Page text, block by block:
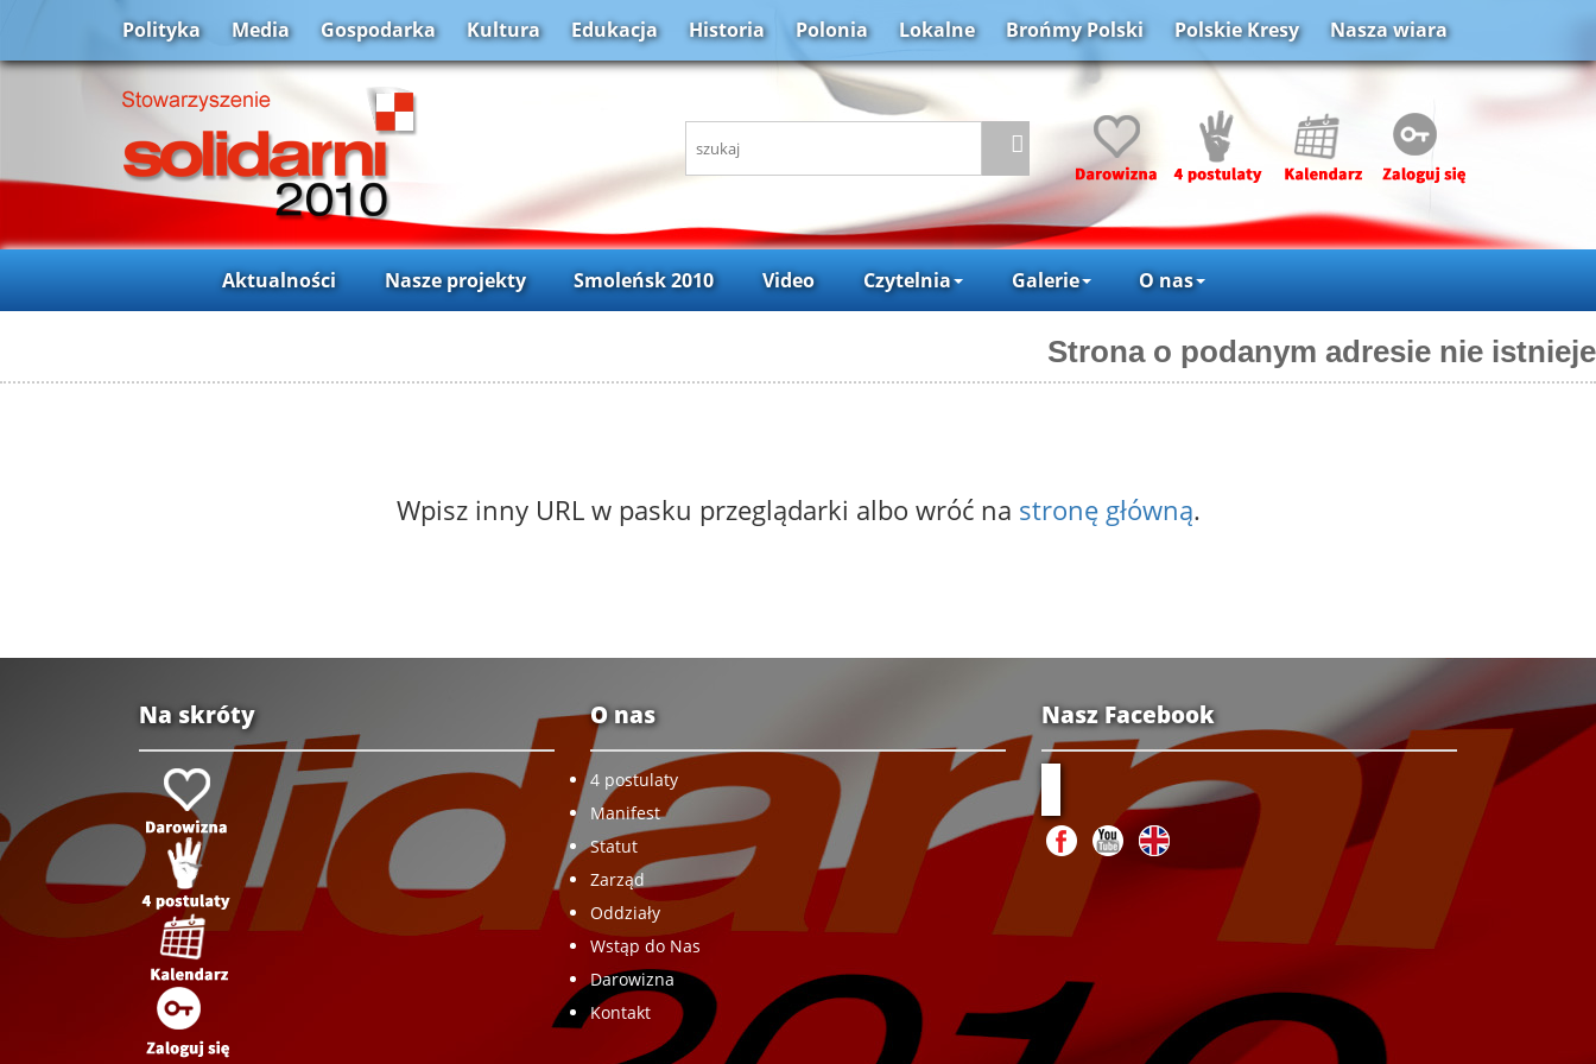
Polityka Media Gospodarka Kultura Edukacja Historia Polonia Lokalne Brońmy Polski Polskie Kresy Nasza wiara
Aktualności Nasze projekty Smoleńsk 2010 Video Czytelnia Galerie O nas
Strona o podanym adresie nie istnieje
Wpisz inny URL w pasku przeglądarki albo wróć na stronę główną.
Na skróty O nas
4 postulaty
Manifest
Statut
Zarząd
Oddziały
Wstąp do Nas
Darowizna
Kontakt
Nasz Facebook